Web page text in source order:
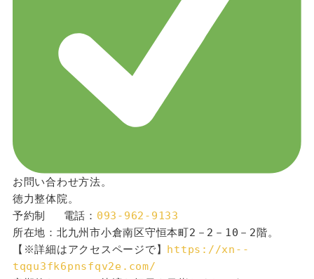
お問い合わせ方法。
徳力整体院。
予約制 　電話： 093-962-9133
所在地：北九州市小倉南区守恒本町2－2－10－2階。
【※詳細はアクセスページで】 https://xn--
tqqu3fk6pnsfqv2e.com/